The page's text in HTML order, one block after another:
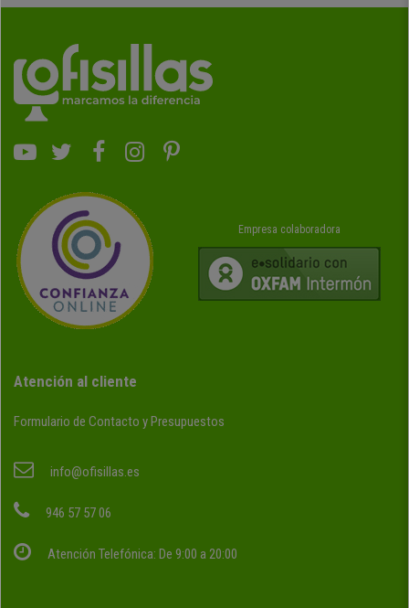
Empresa colaboradora
Atención al cliente
Formulario de Contacto y Presupuestos
info@ofisillas.es
946 57 57 06
Atención Telefónica: De 9:00 a 20:00